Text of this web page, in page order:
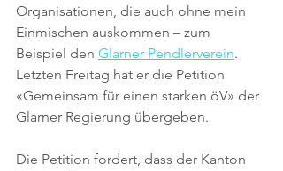
Organisationen, die auch ohne mein
Einmischen auskommen – zum
Beispiel den Glarner Pendlerverein.
Letzten Freitag hat er die Petition
«Gemeinsam für einen starken öV» der
Glarner Regierung übergeben.
Die Petition fordert, dass der Kanton